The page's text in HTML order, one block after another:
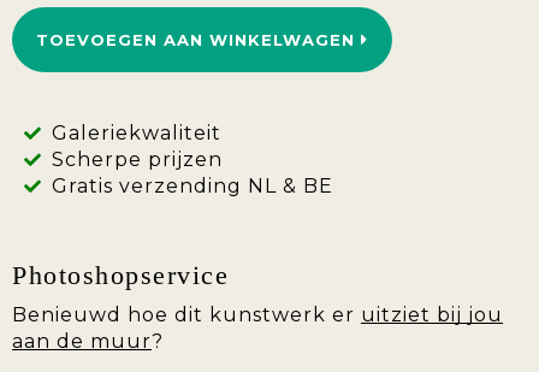
TOEVOEGEN AAN WINKELWAGEN
Galeriekwaliteit
Scherpe prijzen
Gratis verzending NL & BE
Photoshopservice
Benieuwd hoe dit kunstwerk er uitziet bij jou
aan de muur?